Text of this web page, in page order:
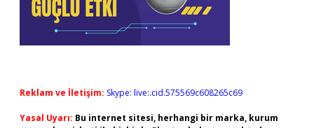
Reklam ve İletişim: Skype: live:.cid.575569c608265c69
Yasal Uyarı: Bu internet sitesi, herhangi bir marka, kurum